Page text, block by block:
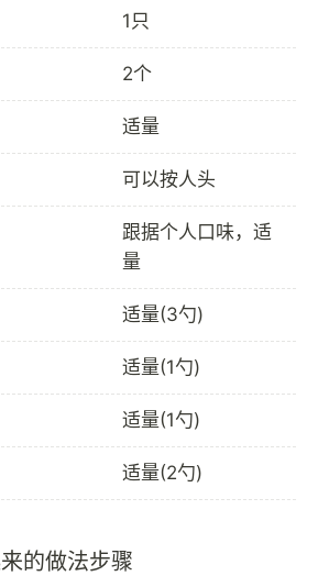
1只
2个
适量
可以按人头
跟据个人口味，适
量
适量(3勺)
适量(1勺)
适量(1勺)
适量(2勺)
的做法步骤